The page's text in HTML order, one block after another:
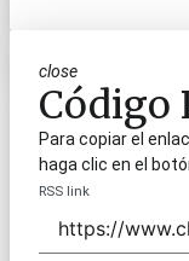
close
Código
Para copiar el
haga clic en el
RSS link